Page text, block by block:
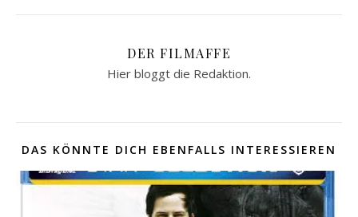
DER FILMAFFE
Hier bloggt die Redaktion.
DAS KÖNNTE DICH EBENFALLS INTERESSIEREN